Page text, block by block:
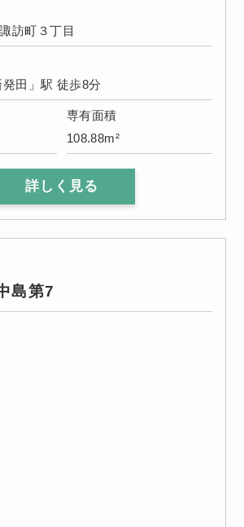
訪町３丁目
田」駅 徒歩8分
専有面積
108.88m²
詳しく見る
島第7